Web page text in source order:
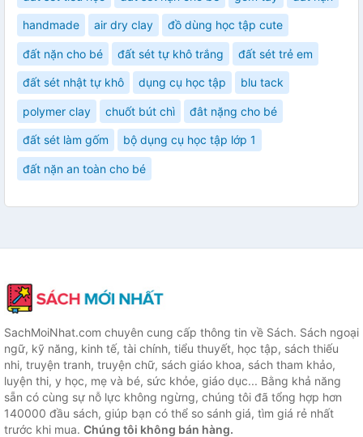
handmade air dry clay đồ dùng học tập cute
đất nặn cho bé đất sét tự khô trắng đất sét trẻ em
đất sét nhật tự khô dụng cụ học tập blu tack
polymer clay chuốt bút chì đât nặng cho bé
đất sét làm gốm bộ dụng cụ học tập lớp 1
đất nặn an toàn cho bé
SachMoiNhat.com chuyên cung cấp thông tin về Sách. Sách ngoại
ngữ, kỹ năng, kinh tế, tài chính, tiểu thuyết, học tập, sách thiếu
nhi, truyện tranh, truyện chữ, sách giáo khoa, sách tham khảo,
luyện thi, y học, mẹ và bé, sức khỏe, giáo dục... Bằng khả năng
sẵn có cùng sự nỗ lực không ngừng, chúng tôi đã tổng hợp hơn
140000 đầu sách, giúp bạn có thể so sánh giá, tìm giá rẻ nhất
trước khi mua. Chúng tôi không bán hàng.